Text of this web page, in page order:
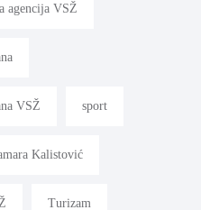
agencija VSŽ
VSŽ sport
Kalistović
Turizam